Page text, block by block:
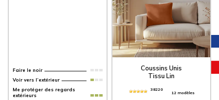
Faire le noir
Voir vers l’extérieur
Me protéger des regards
extérieurs
Coussins Unis
Tissu Lin
38220
12 modèles